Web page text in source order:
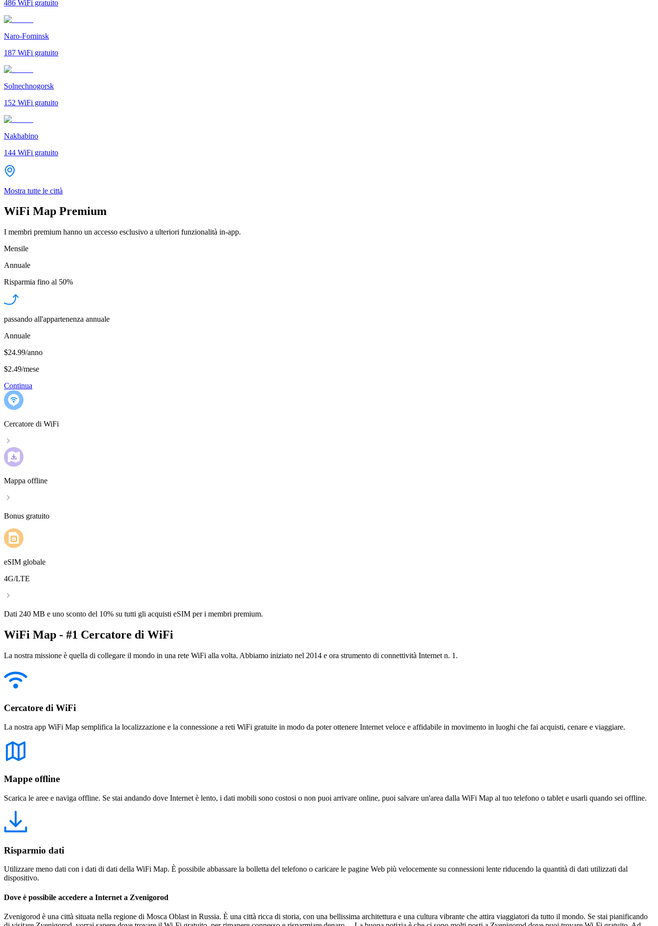
486 WiFi gratuito
Naro-Fominsk
187 WiFi gratuito
Solnechnogorsk
152 WiFi gratuito
Nakhabino
144 WiFi gratuito
Mostra tutte le città
WiFi Map Premium
I membri premium hanno un accesso esclusivo a ulteriori funzionalità in-app.
Mensile
Annuale
Risparmia fino al 50%
passando all'appartenenza annuale
Annuale
$24.99/anno
$2.49/mese
Continua
Cercatore di WiFi
Mappa offline
Bonus gratuito
eSIM globale
4G/LTE
Dati 240 MB e uno sconto del 10% su tutti gli acquisti eSIM per i membri premium.
WiFi Map - #1 Cercatore di WiFi
La nostra missione è quella di collegare il mondo in una rete WiFi alla volta. Abbiamo iniziato nel 2014 e ora strumento di connettività Internet n. 1.
Cercatore di WiFi
La nostra app WiFi Map semplifica la localizzazione e la connessione a reti WiFi gratuite in modo da poter ottenere Internet veloce e affidabile in movimento in luoghi che fai acquisti, cenare e viaggiare.
Mappe offline
Scarica le aree e naviga offline. Se stai andando dove Internet è lento, i dati mobili sono costosi o non puoi arrivare online, puoi salvare un'area dalla WiFi Map al tuo telefono o tablet e usarli quando sei offline.
Risparmio dati
Utilizzare meno dati con i dati di dati della WiFi Map. È possibile abbassare la bolletta del telefono o caricare le pagine Web più velocemente su connessioni lente riducendo la quantità di dati utilizzati dal
dispositivo.
Dove è possibile accedere a Internet a Zvenigorod
Zvenigorod è una città situata nella regione di Mosca Oblast in Russia. È una città ricca di storia, con una bellissima architettura e una cultura vibrante che attira viaggiatori da tutto il mondo. Se stai pianificando